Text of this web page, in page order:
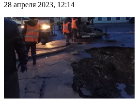
28 апреля 2023, 12:14